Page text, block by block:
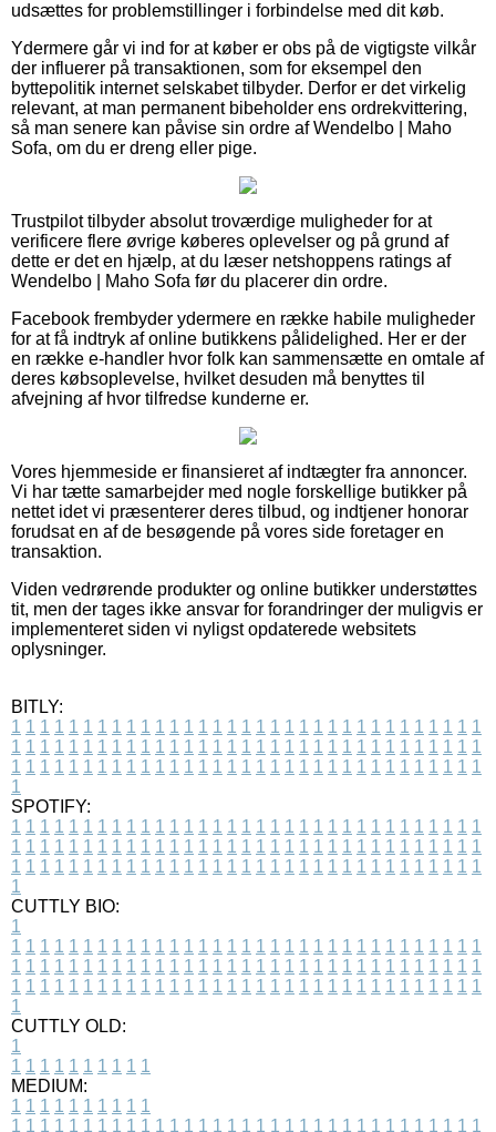
udsættes for problemstillinger i forbindelse med dit køb.
Ydermere går vi ind for at køber er obs på de vigtigste vilkår
der influerer på transaktionen, som for eksempel den
byttepolitik internet selskabet tilbyder. Derfor er det virkelig
relevant, at man permanent bibeholder ens ordrekvittering,
så man senere kan påvise sin ordre af Wendelbo | Maho
Sofa, om du er dreng eller pige.
Trustpilot tilbyder absolut troværdige muligheder for at
verificere flere øvrige køberes oplevelser og på grund af
dette er det en hjælp, at du læser netshoppens ratings af
Wendelbo | Maho Sofa før du placerer din ordre.
Facebook frembyder ydermere en række habile muligheder
for at få indtryk af online butikkens pålidelighed. Her er der
en række e-handler hvor folk kan sammensætte en omtale af
deres købsoplevelse, hvilket desuden må benyttes til
afvejning af hvor tilfredse kunderne er.
Vores hjemmeside er finansieret af indtægter fra annoncer.
Vi har tætte samarbejder med nogle forskellige butikker på
nettet idet vi præsenterer deres tilbud, og indtjener honorar
forudsat en af de besøgende på vores side foretager en
transaktion.
Viden vedrørende produkter og online butikker understøttes
tit, men der tages ikke ansvar for forandringer der muligvis er
implementeret siden vi nyligst opdaterede websitets
oplysninger.
BITLY:
1 1 1 1 1 1 1 1 1 1 1 1 1 1 1 1 1 1 1 1 1 1 1 1 1 1 1 1 1 1 1 1 1
1 1 1 1 1 1 1 1 1 1 1 1 1 1 1 1 1 1 1 1 1 1 1 1 1 1 1 1 1 1 1 1 1
1 1 1 1 1 1 1 1 1 1 1 1 1 1 1 1 1 1 1 1 1 1 1 1 1 1 1 1 1 1 1 1 1
1
SPOTIFY:
1 1 1 1 1 1 1 1 1 1 1 1 1 1 1 1 1 1 1 1 1 1 1 1 1 1 1 1 1 1 1 1 1
1 1 1 1 1 1 1 1 1 1 1 1 1 1 1 1 1 1 1 1 1 1 1 1 1 1 1 1 1 1 1 1 1
1 1 1 1 1 1 1 1 1 1 1 1 1 1 1 1 1 1 1 1 1 1 1 1 1 1 1 1 1 1 1 1 1
1
CUTTLY BIO:
1
1 1 1 1 1 1 1 1 1 1 1 1 1 1 1 1 1 1 1 1 1 1 1 1 1 1 1 1 1 1 1 1 1
1 1 1 1 1 1 1 1 1 1 1 1 1 1 1 1 1 1 1 1 1 1 1 1 1 1 1 1 1 1 1 1 1
1 1 1 1 1 1 1 1 1 1 1 1 1 1 1 1 1 1 1 1 1 1 1 1 1 1 1 1 1 1 1 1 1
1
CUTTLY OLD:
1
1 1 1 1 1 1 1 1 1 1
MEDIUM:
1 1 1 1 1 1 1 1 1 1
1 1 1 1 1 1 1 1 1 1 1 1 1 1 1 1 1 1 1 1 1 1 1 1 1 1 1 1 1 1 1 1 1